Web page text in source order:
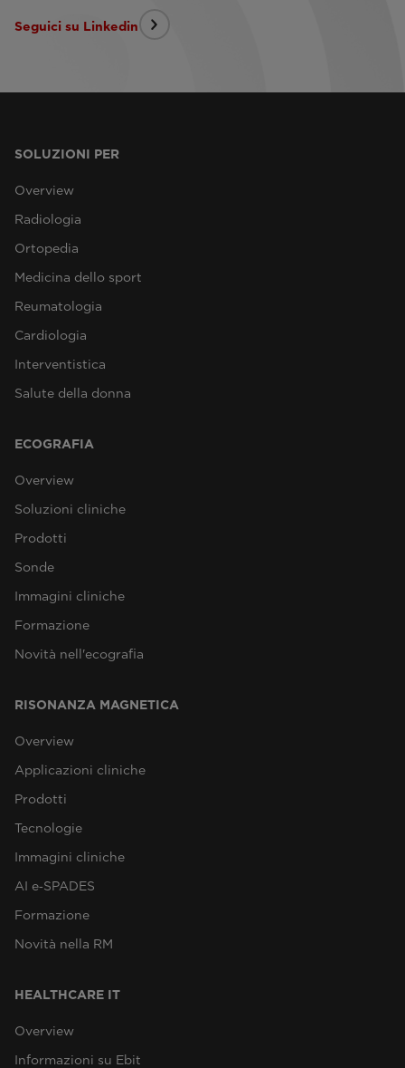
Seguici su Linkedin
SOLUZIONI PER
Overview
Radiologia
Ortopedia
Medicina dello sport
Reumatologia
Cardiologia
Interventistica
Salute della donna
ECOGRAFIA
Overview
Soluzioni cliniche
Prodotti
Sonde
Immagini cliniche
Formazione
Novità nell'ecografia
RISONANZA MAGNETICA
Overview
Applicazioni cliniche
Prodotti
Tecnologie
Immagini cliniche
AI e‑SPADES
Formazione
Novità nella RM
HEALTHCARE IT
Overview
Informazioni su Ebit